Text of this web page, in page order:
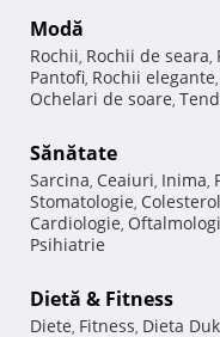
Modă
Rochii, Rochii de seara,
Pantofi, Rochii elegante,
Ochelari de soare,
Sănătate
Sarcina, Ceaiuri, Inima,
Stomatologie, Colesterol
Cardiologie,
Psihiatrie
Dietă & Fitness
Diete, Fitness, Dieta